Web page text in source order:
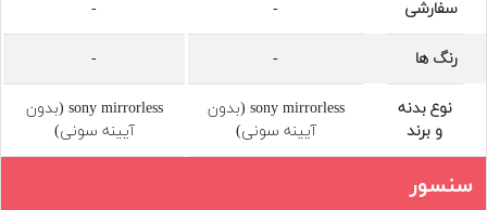
دست
لیست
قیمت
دوربین
بله
سفارشی -
-
رنگ ها -
-
نوع بدنه
و برند
sony mirrorless (بدون
آیینه سونی)
sony mirrorless (بدون
آیینه سونی)
سنسور